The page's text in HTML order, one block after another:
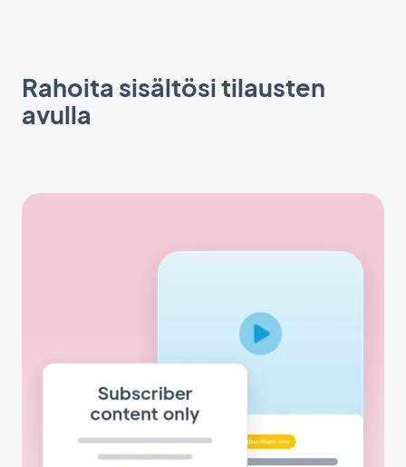
Rahoita sisältösi tilausten
avulla